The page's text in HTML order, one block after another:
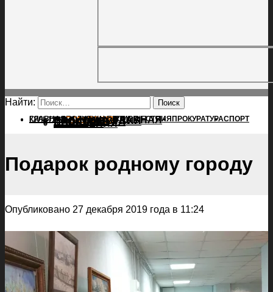
Найти:
ГЛАВНАЯПОЛИТИКАПРОИСШЕСТВИЯ ПРОКУРАТУРАСПОРТ
КУЛЬТУРАПОСЕЛЕНИЯГЛАВНАЯ
ПОЛИТИКА
ПРОИСШЕСТВИЯ
ПРОКУРАТУРА
СПОРТ
КУЛЬТУРА
ПОСЕЛЕНИЯ
Подарок родному городу
Опубликовано 27 декабря 2019 года в 11:24